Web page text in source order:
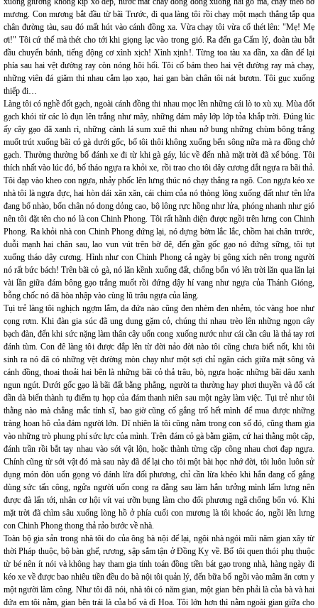
mương. Con mương bắt đầu từ bãi Trước, đi qua làng tôi rồi chạy một mạch thẳng tắp qua
chân đường tàu, sau đó mất hút vào cánh đồng xa. Vừa chạy tôi vừa cố thét lên: "Mẹ! Mẹ
ơi!" Tôi cứ thế mà thét cho tới khi giọng lạc vào trong gió. Ra đến ga Cẩm lý, đoàn tàu bắt
đầu chuyển bánh, tiếng động cơ xình xịch! Xình xịnh!. Từng toa tàu xa dần, xa dần để lại
phía sau hai vệt đường ray còn nóng hôi hổi. Tôi cố bám theo hai vệt đường ray mà chạy,
những viên đá giăm thi nhau cắm lạo xạo, hai gan bàn chân tôi nát bươm. Tôi gục xuống
thiếp đi…
Làng tôi có nghề đốt gạch, ngoài cánh đồng thi nhau mọc lên những cái lò to xù xụ. Mùa đốt
gạch khói từ các lò đụn lên trắng như mây, những đám mây lớp lớp tỏa khắp trời. Đúng lúc
ấy cây gạo đã xanh rì, những cành lá sum xuê thi nhau nở bung những chùm bông trắng
muốt trút xuống bãi cỏ gà dưới gốc, bố tôi thôi không xuống bến sông nữa mà ra đồng chở
gạch. Thường thường bố đánh xe đi từ khi gà gáy, lúc về đến nhà mặt trời đã xế bóng. Tôi
thích nhất vào lúc đó, bố tháo ngựa ra khỏi xe, rồi trao cho tôi dây cương dắt ngựa ra bãi thả.
Tôi đạp vào kheo con ngựa, nhảy phốc lên lưng thúc nó chạy thẳng ra ngõ. Con ngựa kéo xe
nhà tôi là ngựa đực, hai hòn dái xăn xăn, cái chim của nó thòng lõng xuống đất như tên lửa
đang bổ nhào, bốn chân nó dong dỏng cao, bộ lông rực hồng như lửa, phóng nhanh như gió
nên tôi đặt tên cho nó là con Chinh Phong. Tôi rất hãnh diện được ngồi trên lưng con Chinh
Phong. Ra khỏi nhà con Chinh Phong đứng lại, nó dựng bờm lắc lắc, chồm hai chân trước,
duỗi mạnh hai chân sau, lao vun vút trên bờ đê, đến gần gốc gạo nó đứng sững, tôi tụt
xuống tháo dây cương. Hình như con Chinh Phong cả ngày bị gông xích nên trong người
nó rất bức bách! Trên bãi cỏ gà, nó lăn kềnh xuống đất, chổng bốn vó lên trời lăn qua lăn lại
vài lần giữa đám bông gạo trắng muốt rồi đứng dậy hí vang như ngựa của Thánh Gióng,
bỗng chốc nó đã hòa nhập vào cùng lũ trâu ngựa của làng.
Tụi trẻ làng tôi nghịch ngợm lắm, da đứa nào cũng đen nhèm đen nhẻm, tóc vàng hoe như
cọng rơm. Khi đàn gia súc đã ung dung gặm cỏ, chúng thi nhau trèo lên những ngọn cây
bạch đàn, đến khi sức nặng làm thân cây uốn cong xuống nước như cái cần câu là thả tay rơi
đánh tùm. Con đê làng tôi được đắp lên từ đời nảo đời nào tôi cũng chưa biết nốt, khi tôi
sinh ra nó đã có những vệt đường mòn chạy như một sợi chỉ ngăn cách giữa mặt sông và
cánh đồng, thoai thoải hai bên là những bãi cỏ thả trâu, bò, ngựa hoặc những bãi dâu xanh
ngun ngút. Dưới gốc gạo là bãi đất bằng phẳng, người ta thường hay phơi thuyền và đổ cát
dần dà biến thành tụ điểm tụ họp của đám thanh niên sau một ngày làm việc. Tụi trẻ như tôi
thằng nào mà chẳng mắc tính sĩ, bao giờ cũng cố gắng trổ hết mình để mua được những
tràng hoan hô của đám người lớn. Dĩ nhiên là tôi cũng nằm trong con số đó, cũng tham gia
vào những trò phung phí sức lực của mình. Trên đám cỏ gà bằm giặm, cứ hai thằng một cặp,
đánh trần rồi bắt tay nhau vào sới vật lộn, hoặc thành từng cặp cõng nhau chơi đạp ngựa.
Chính cũng từ sới vật đó mà sau này đã để lại cho tôi một bài học nhớ đời, tôi luôn luôn sử
dụng món đòn uốn gọng vó đánh lừa đối phương, chỉ cần lừa khéo khi hắn đang cố gắng
dùng sức tấn công, ngửa người uốn cong ra đằng sau làm hắn tưởng mình lấm lưng nên
được đà lấn tới, nhân cơ hội vít vai ưỡn bụng làm cho đối phương ngã chổng bốn vó. Khi
mặt trời đã chìm sâu xuống lòng hồ ở phía cuối con mương là tôi khoác áo, ngồi lên lưng
con Chinh Phong thong thả rảo bước về nhà.
Toàn bộ gia sản trong nhà tôi do của ông bà nội để lại, ngôi nhà ngói mũi năm gian xây từ
thời Pháp thuộc, bộ bàn ghế, rương, sập sắm tận ở Đồng Kỵ về. Bố tôi quen thói phụ thuộc
từ bé nên ít nói và không hay tham gia tính toán đồng tiền bát gạo trong nhà, hàng ngày đi
kéo xe về được bao nhiêu tiền đều do bà nội tôi quản lý, đến bữa bố ngồi vào mâm ăn cơm y
một người làm công. Như tôi đã nói, nhà tôi có năm gian, một gian bên phải là của bà và hai
đứa em tôi nằm, gian bên trái là của bố và dì Hoa. Tôi lớn hơn thì nằm ngoài gian giữa cho